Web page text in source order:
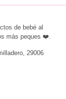
de bebé al
más peques ❤️.
29006